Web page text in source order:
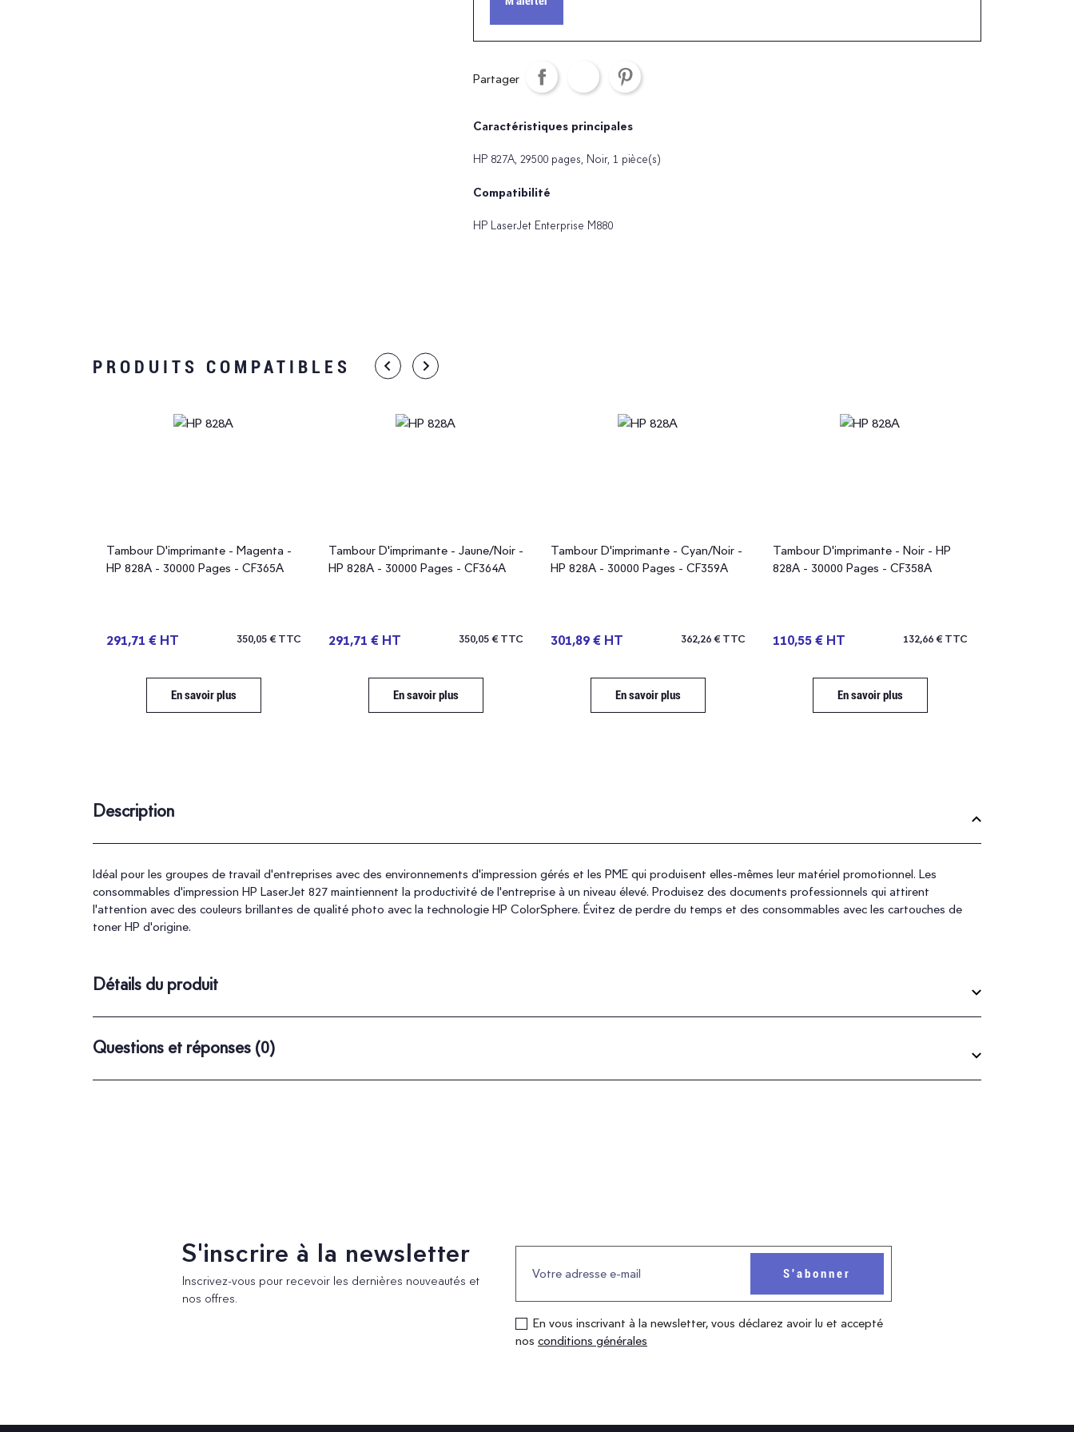
Partager
Caractéristiques principales
HP 827A, 29500 pages, Noir, 1 pièce(s)
Compatibilité
HP LaserJet Enterprise M880
PRODUITS COMPATIBLES
Tambour D'imprimante - Magenta -
HP 828A - 30000 Pages - CF365A
291,71 € HT 350,05 € TTC
En savoir plus
Tambour D'imprimante - Jaune/Noir -
HP 828A - 30000 Pages - CF364A
291,71 € HT 350,05 € TTC
En savoir plus
Tambour D'imprimante - Cyan/Noir -
HP 828A - 30000 Pages - CF359A
301,89 € HT 362,26 € TTC
En savoir plus
Tambour D'imprimante - Noir - HP
828A - 30000 Pages - CF358A
110,55 € HT 132,66 € TTC
En savoir plus
Description
Idéal pour les groupes de travail d'entreprises avec des environnements d'impression gérés et les PME qui produisent elles-mêmes leur matériel promotionnel. Les
consommables d'impression HP LaserJet 827 maintiennent la productivité de l'entreprise à un niveau élevé. Produisez des documents professionnels qui attirent
l'attention avec des couleurs brillantes de qualité photo avec la technologie HP ColorSphere. Évitez de perdre du temps et des consommables avec les cartouches de
toner HP d'origine.
Détails du produit
Questions et réponses (0)
S'inscrire à la newsletter
Inscrivez-vous pour recevoir les dernières nouveautés et
nos offres.
En vous inscrivant à la newsletter, vous déclarez avoir lu et accepté
nos conditions générales